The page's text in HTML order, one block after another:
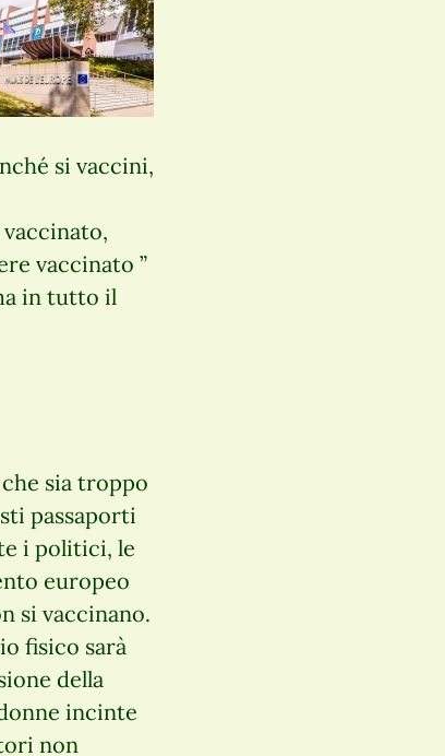
si vaccini,
vaccinato ”
in tutto il
sia troppo
passaporti
i politici, le
europeo
si vaccinano.
fisico sarà
della
incinte
non